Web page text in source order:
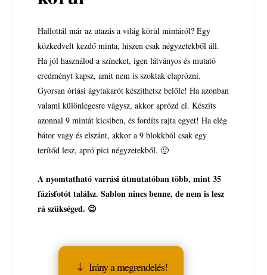
Hallottál már az utazás a világ körül mintáról? Egy
közkedvelt kezdő minta, hiszen csak négyzetekből áll.
Ha jól használod a színeket, igen látványos és mutató
eredményt kapsz, amit nem is szoktak elaprózni.
Gyorsan óriási ágytakarót készíthetsz belőle! Ha azonban
valami különlegesre vágysz, akkor aprózd el. Készíts
azonnal 9 mintát kicsiben, és fordíts rajta egyet! Ha elég
bátor vagy és elszánt, akkor a 9 blokkból csak egy
terítőd lesz, apró pici négyzetekből. 🙂
A nyomtatható varrási útmutatóban több, mint 35
fázisfotót találsz. Sablon nincs benne, de nem is lesz
rá szükséged. 😉
Irány a megrendelés!